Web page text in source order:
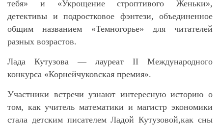
тебя» и «Укрощение строптивого Женьки»,
детективы и подростковое фэнтези, объединенное
общим названием «Темногорье» для читателей
разных возрастов.
Лада Кутузова — лауреат II Международного
конкурса «Корнейчуковская премия».
Участники встречи узнают интересную историю о
том, как учитель математики и магистр экономики
стала детским писателем Ладой Кутузовой,как сны